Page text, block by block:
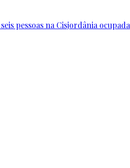
pessoas na Cisjordânia ocupada